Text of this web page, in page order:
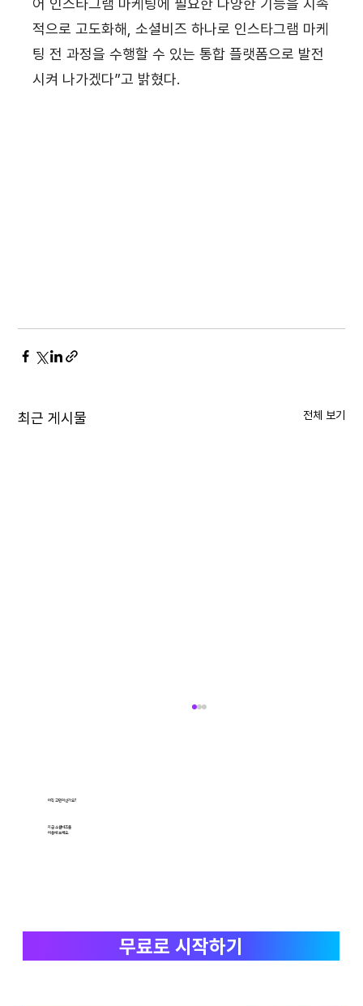
어 인스타그램 마케팅에 필요한 다양한 기능을 지속
적으로 고도화해, 소셜비즈 하나로 인스타그램 마케
팅 전 과정을 수행할 수 있는 통합 플랫폼으로 발전
시켜 나가겠다”고 밝혔다.
최근 게시물 전체 보기
지금 소셜비즈를
이용해 보세요.
아직 고민이신가요?
무료로 시작하기